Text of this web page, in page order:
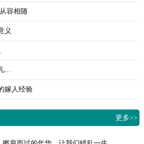
容相随
义
...
嫁人经验
更多>>